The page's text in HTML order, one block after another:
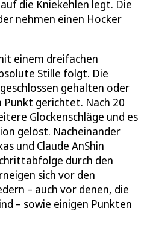
die Kniekehlen legt. Die
nehmen einen Hocker
einem dreifachen
Stille folgt. Die
gehalten oder
gerichtet. Nach 20
Glockenschläge und es
gelöst. Nacheinander
und Claude AnShin
durch den
sich vor den
– auch vor denen, die
– sowie einigen Punkten